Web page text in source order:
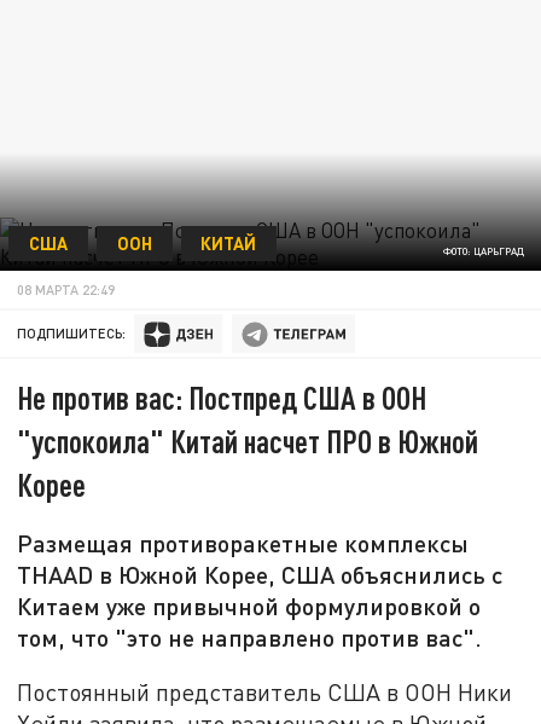
ФОТО: ЦАРЬГРАД
США ООН КИТАЙ
08 МАРТА 22:49
ПОДПИШИТЕСЬ:
Не против вас: Постпред США в ООН
"успокоила" Китай насчет ПРО в Южной
Корее
Размещая противоракетные комплексы
THAAD в Южной Корее, США объяснились с
Китаем уже привычной формулировкой о
том, что "это не направлено против вас".
Постоянный представитель США в ООН Ники